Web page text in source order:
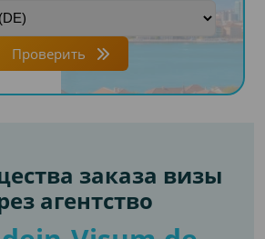
Проверить
заказа визы
агентство